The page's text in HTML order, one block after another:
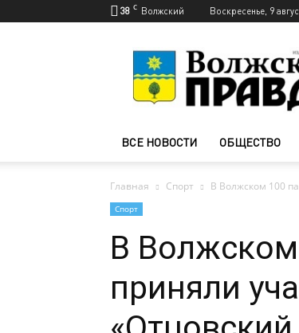
38 C Волжский Воскресенье, 9
—
Волжская
ВСЕ НОВОСТИ ОБЩЕСТВО
Главная Спорт В Волжском 100
Спорт
В
приняли